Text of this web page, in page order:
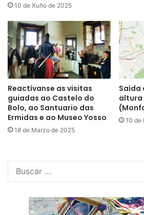
10 de Xuño de 2025
Reactívanse as visitas
guiadas ao Castelo do
Bolo, ao Santuario das
Ermidas e ao Museo Yosso
18 de Marzo de 2025
Saída
altura
10 de